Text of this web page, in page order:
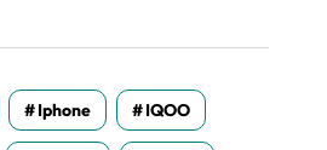
Iphone IQOO